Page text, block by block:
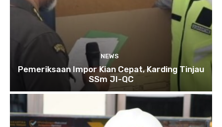
NEWS
Pemeriksaan Impor Kian Cepat, Karding Tinjau
SSm JI-QC